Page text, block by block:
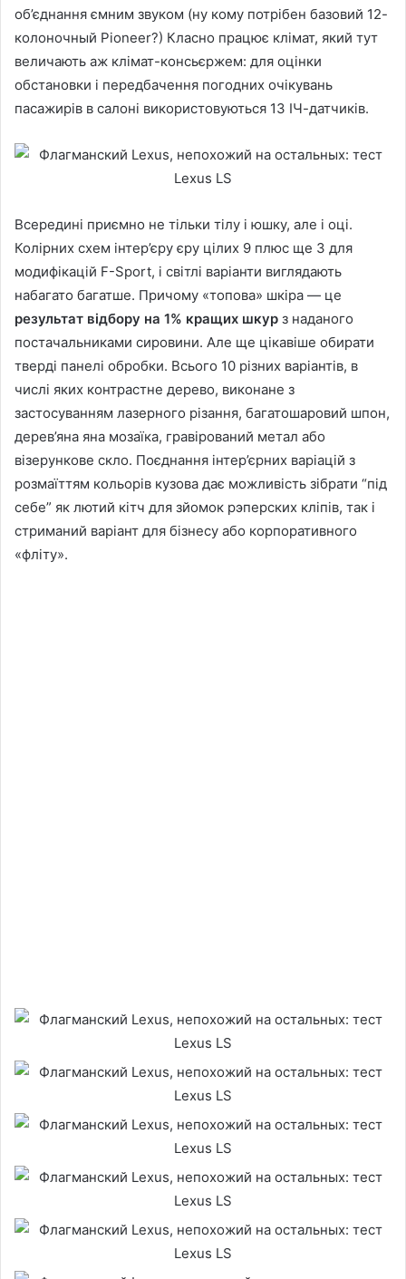
об’єднання ємним звуком (ну кому потрібен базовий 12-
колоночный Pioneer?) Класно працює клімат, який тут
величають аж клімат-консьєржем: для оцінки
обстановки і передбачення погодних очікувань
пасажирів в салоні використовуються 13 ІЧ-датчиків.
Всередині приємно не тільки тілу і юшку, але і оці.
Колірних схем інтер’єру єру цілих 9 плюс ще 3 для
модифікацій F-Sport, і світлі варіанти виглядають
набагато багатше. Причому «топова» шкіра — це
результат відбору на 1% кращих шкур з наданого
постачальниками сировини. Але ще цікавіше обирати
тверді панелі обробки. Всього 10 різних варіантів, в
числі яких контрастне дерево, виконане з
застосуванням лазерного різання, багатошаровий шпон,
дерев’яна яна мозаїка, гравірований метал або
візерункове скло. Поєднання інтер’єрних варіацій з
розмаїттям кольорів кузова дає можливість зібрати “під
себе” як лютий кітч для зйомок рэперских кліпів, так і
стриманий варіант для бізнесу або корпоративного
«фліту».